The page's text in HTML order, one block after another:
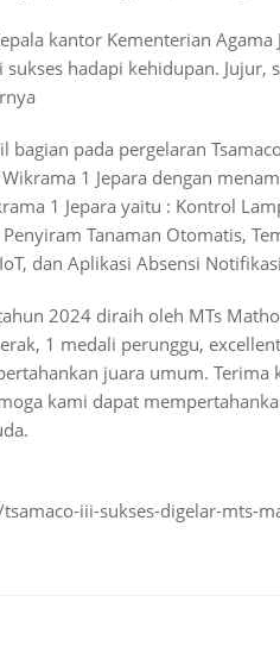
kantor Kementerian
sukses hadapi kehidupan. Jujur,
bagian pada pergelaran
1 Jepara dengan
1 Jepara yaitu : Kontrol
Tanaman Otomatis,
dan Aplikasi Absensi
2024 diraih oleh MTs
1 medali perunggu,
juara umum. Terima
kami dapat
iii-sukses-digelar-mts-